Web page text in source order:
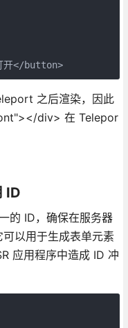
</button>
之后渲染，因此
div> 在 Telepor
ID
的 ID，确保在服务器
以用于生成表单元素
应用程序中造成 ID 冲